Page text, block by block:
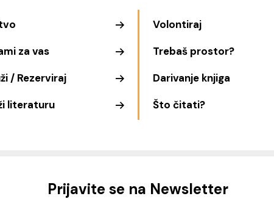
za vas
/ Rezerviraj
literaturu
Volontiraj
Trebaš prostor?
Darivanje knjiga
Što čitati?
Prijavite se na Newsletter